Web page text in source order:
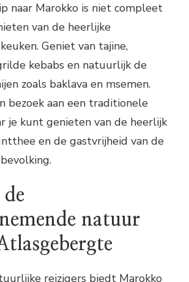
naar Marokko is niet compleet
van de heerlijke
Geniet van tajine,
kebabs en natuurlijk de
zoals baklava en msemen.
bezoek aan een traditionele
je kunt genieten van de heerlijk
en de gastvrijheid van de
natuur
reizigers biedt Marokko